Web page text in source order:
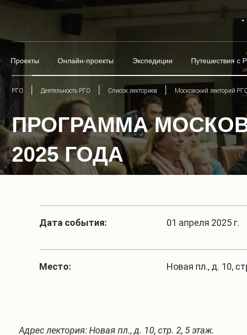
Проекты Онлайн-проекты Экспедиции Путешествия с
РГО Деятельность РГО Список лекториев Московский лекторий
ПРОГРАММА
2025 ГОДА
Дата события: 01 апреля 2025 г.
Место: Новая пл., д. 10,
Адрес лектория: Новая пл., д. 10, стр. 2, 5 этаж.